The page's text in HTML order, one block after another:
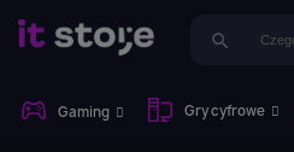
search
Gaming Gry cyfrowe